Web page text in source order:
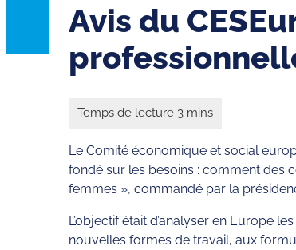
Avis du
Le Comité économique et social
fondé sur les besoins : comment des
femmes », commandé par la
L’objectif était d’analyser en Europe
nouvelles formes de travail, aux